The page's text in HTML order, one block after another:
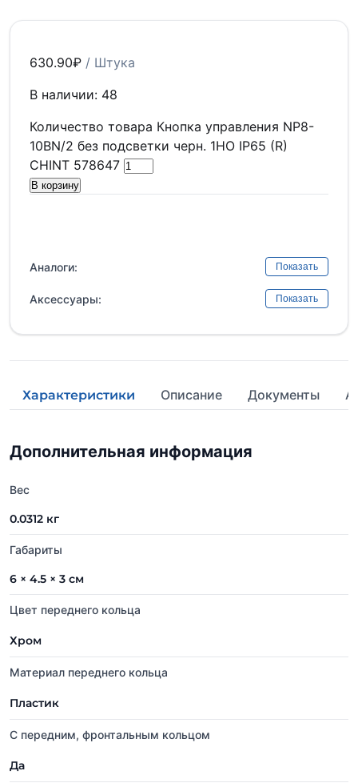
630.90₽ / Штука
В наличии: 48
Количество товара Кнопка управления NP8-
10BN/2 без подсветки черн. 1НО IP65 (R)
CHINT 578647
В корзину
Аналоги: Показать
Аксессуары: Показать
Характеристики Описание Документы
Дополнительная информация
Вес
0.0312 кг
Габариты
6 × 4.5 × 3 см
Цвет переднего кольца
Хром
Материал переднего кольца
Пластик
С передним, фронтальным кольцом
Да